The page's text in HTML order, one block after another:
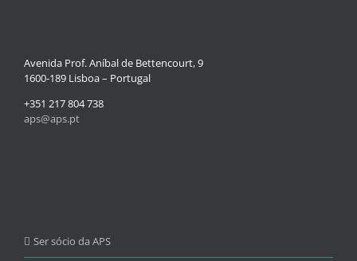
Avenida Prof. Aníbal de Bettencourt, 9
1600-189 Lisboa – Portugal
+351 217 804 738
aps@aps.pt
Ser sócio da APS